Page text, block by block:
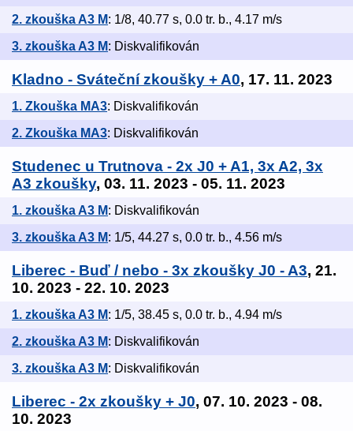
2. zkouška A3 M: 1/8, 40.77 s, 0.0 tr. b., 4.17 m/s
3. zkouška A3 M: Diskvalifikován
Kladno - Sváteční zkoušky + A0, 17. 11. 2023
1. Zkouška MA3: Diskvalifikován
2. Zkouška MA3: Diskvalifikován
Studenec u Trutnova - 2x J0 + A1, 3x A2, 3x
A3 zkoušky, 03. 11. 2023 - 05. 11. 2023
1. zkouška A3 M: Diskvalifikován
3. zkouška A3 M: 1/5, 44.27 s, 0.0 tr. b., 4.56 m/s
Liberec - Buď / nebo - 3x zkoušky J0 - A3, 21.
10. 2023 - 22. 10. 2023
1. zkouška A3 M: 1/5, 38.45 s, 0.0 tr. b., 4.94 m/s
2. zkouška A3 M: Diskvalifikován
3. zkouška A3 M: Diskvalifikován
Liberec - 2x zkoušky + J0, 07. 10. 2023 - 08.
10. 2023